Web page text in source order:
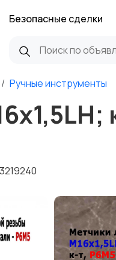
Безопасные сделки
Ручные инструменты